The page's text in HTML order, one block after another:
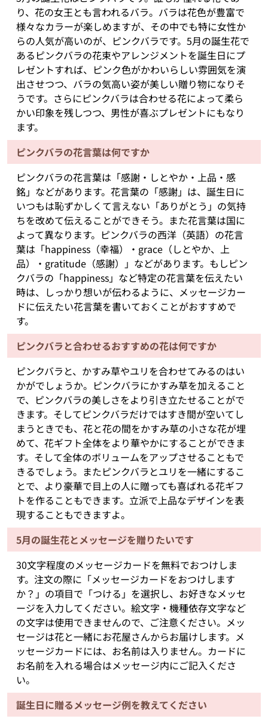
り、花の女王とも言われるバラ。バラは花色が豊富で
様々なカラーが楽しめますが、その中でも特に女性か
らの人気が高いのが、ピンクバラです。5月の誕生花で
あるピンクバラの花束やアレンジメントを誕生日にプ
レゼントすれば、ピンク色がかわいらしい雰囲気を演
出させつつ、バラの気高い姿が美しい贈り物になりそ
うです。さらにピンクバラは合わせる花によって柔ら
かい印象を残しつつ、男性が喜ぶプレゼントにもなり
ます。
ピンクバラの花言葉は何ですか
ピンクバラの花言葉は「感謝・しとやか・上品・感
銘」などがあります。花言葉の「感謝」は、誕生日に
いつもは恥ずかしくて言えない「ありがとう」の気持
ちを改めて伝えることができそう。また花言葉は国に
よって異なります。ピンクバラの西洋（英語）の花言
葉は「happiness（幸福）・grace（しとやか、上
品）・gratitude（感謝）」などがあります。もしピン
クバラの「happiness」など特定の花言葉を伝えたい
時は、しっかり想いが伝わるように、メッセージカー
ドに伝えたい花言葉を書いておくことがおすすめで
す。
ピンクバラと合わせるおすすめの花は何ですか
ピンクバラと、かすみ草やユリを合わせてみるのはい
かがでしょうか。ピンクバラにかすみ草を加えること
で、ピンクバラの美しさをより引き立たせることがで
きます。そしてピンクバラだけではすき間が空いてし
まうときでも、花と花の間をかすみ草の小さな花が埋
めて、花ギフト全体をより華やかにすることができま
す。そして全体のボリュームをアップさせることもで
きるでしょう。またピンクバラとユリを一緒にするこ
とで、より豪華で目上の人に贈っても喜ばれる花ギフ
トを作ることもできます。立派で上品なデザインを表
現することもできますよ。
5月の誕生花とメッセージを贈りたいです
30文字程度のメッセージカードを無料でおつけしま
す。注文の際に「メッセージカードをおつけします
か？」の項目で「つける」を選択し、お好きなメッセ
ージを入力してください。絵文字・機種依存文字など
の文字は使用できませんので、ご注意ください。メッ
セージは花と一緒にお花屋さんからお届けします。メ
ッセージカードには、お名前は入りません。カードに
お名前を入れる場合はメッセージ内にご記入くださ
い。
誕生日に贈るメッセージ例を教えてください